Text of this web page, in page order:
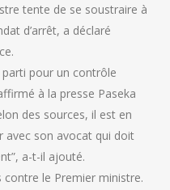
tente de se soustraire à
d’arrêt, a déclaré
parti pour un contrôle
à la presse Paseka
des sources, il est en
avec son avocat qui doit
a-t-il ajouté.
contre le Premier ministre.